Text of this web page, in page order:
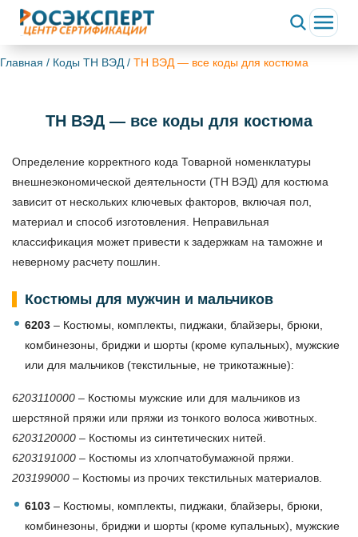
Главная / Коды ТН ВЭД / ТН ВЭД — все коды для костюма
ТН ВЭД — все коды для костюма
Определение корректного кода Товарной номенклатуры
внешнеэкономической деятельности (ТН ВЭД) для костюма
зависит от нескольких ключевых факторов, включая пол,
материал и способ изготовления. Неправильная
классификация может привести к задержкам на таможне и
неверному расчету пошлин.
Костюмы для мужчин и мальчиков
6203 – Костюмы, комплекты, пиджаки, блайзеры, брюки,
комбинезоны, бриджи и шорты (кроме купальных), мужские
или для мальчиков (текстильные, не трикотажные):
6203110000 – Костюмы мужские или для мальчиков из
шерстяной пряжи или пряжи из тонкого волоса животных.
6203120000 – Костюмы из синтетических нитей.
6203191000 – Костюмы из хлопчатобумажной пряжи.
203199000 – Костюмы из прочих текстильных материалов.
6103 – Костюмы, комплекты, пиджаки, блайзеры, брюки,
комбинезоны, бриджи и шорты (кроме купальных), мужские